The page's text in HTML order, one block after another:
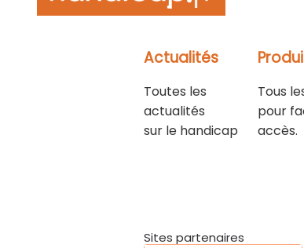
Actualités
Toutes les
actualités
sur le handicap
Tous
pour
accès.
Sites partenaires